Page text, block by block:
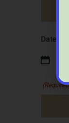
Date of